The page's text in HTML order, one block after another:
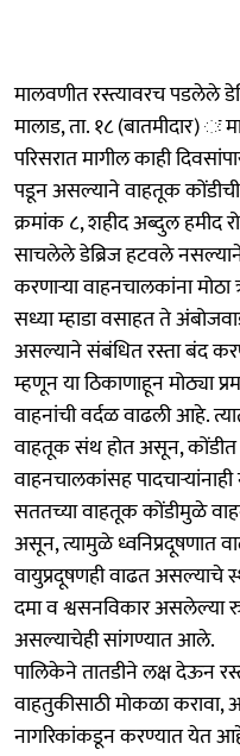
मालवणीत रस्त्यावरच पडलेले
मालाड, ता. १८ (बातमीदार)
परिसरात मागील काही
पडून असल्याने वाहतूक
क्रमांक ८, शहीद अब्दुल हमीद
साचलेले डेब्रिज हटवले
करणाऱ्या वाहनचालकांना
सध्या म्हाडा वसाहत ते
असल्याने संबंधित रस्ता बंद
म्हणून या ठिकाणाहून मोठ्या
वाहनांची वर्दळ वाढली आहे.
वाहतूक संथ होत असून, कोंडीत
वाहनचालकांसह
सततच्या वाहतूक कोंडीमुळे
असून, त्यामुळे ध्वनिप्रदूषणात
वायुप्रदूषणही वाढत असल्याचे
दमा व श्वसनविकार असलेल्या
असल्याचेही सांगण्यात आले.
पालिकेने तातडीने लक्ष देऊन
वाहतुकीसाठी मोकळा करावा,
नागरिकांकडून करण्यात येत